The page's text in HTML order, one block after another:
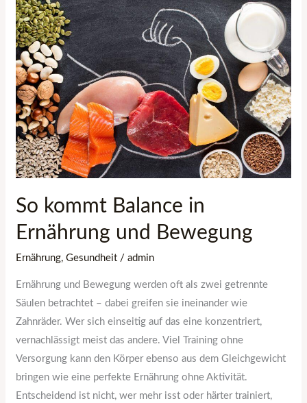
So kommt Balance in
Ernährung und Bewegung
Ernährung,Gesundheit /admin
Ernährung und Bewegung werden oft als zwei getrennte
Säulen betrachtet – dabei greifen sie ineinander wie
Zahnräder. Wer sich einseitig auf das eine konzentriert,
vernachlässigt meist das andere. Viel Training ohne
Versorgung kann den Körper ebenso aus dem Gleichgewicht
bringen wie eine perfekte Ernährung ohne Aktivität.
Entscheidend ist nicht, wer mehr isst oder härter trainiert,
So
kommt
Balance
in
Ernährung
und
Bewegung